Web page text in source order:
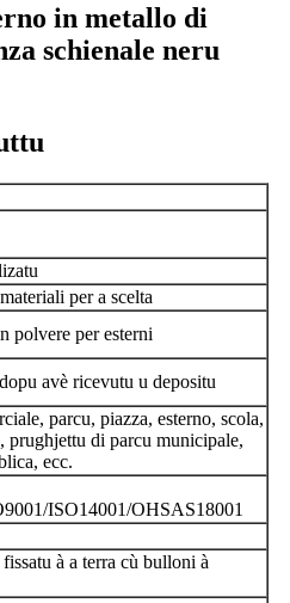
in metallo di
schienale neru
per a scelta
polvere per esterni
avè ricevutu u depositu
parcu, piazza, esterno, scola,
prughjettu di parcu municipale,
ecc.
ISO14001/OHSAS18001
à a terra cù bulloni à